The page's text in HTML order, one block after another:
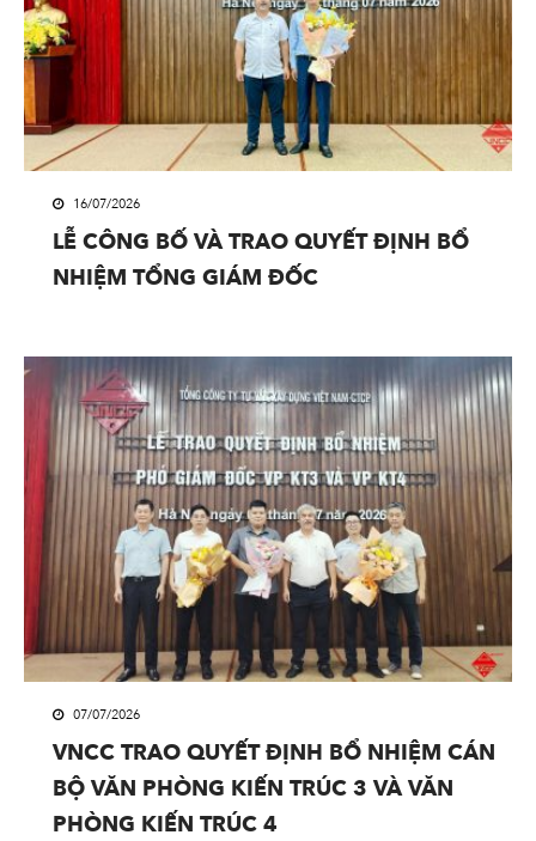
16/07/2026
LỄ CÔNG BỐ VÀ TRAO QUYẾT ĐỊNH BỔ
NHIỆM TỔNG GIÁM ĐỐC
07/07/2026
VNCC TRAO QUYẾT ĐỊNH BỔ NHIỆM CÁN
BỘ VĂN PHÒNG KIẾN TRÚC 3 VÀ VĂN
PHÒNG KIẾN TRÚC 4